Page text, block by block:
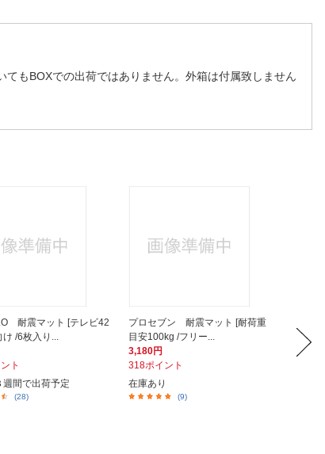
もBOXでの出荷ではありません。外箱は付属致しません
耐震マット [テレビ42
け /6枚入り...
ト
週間で出荷予定
(28)
プロセブン 耐震マット [耐荷重
目安100kg /フリー...
3,180円
318ポイント
在庫あり
(9)
ース 4
13,455